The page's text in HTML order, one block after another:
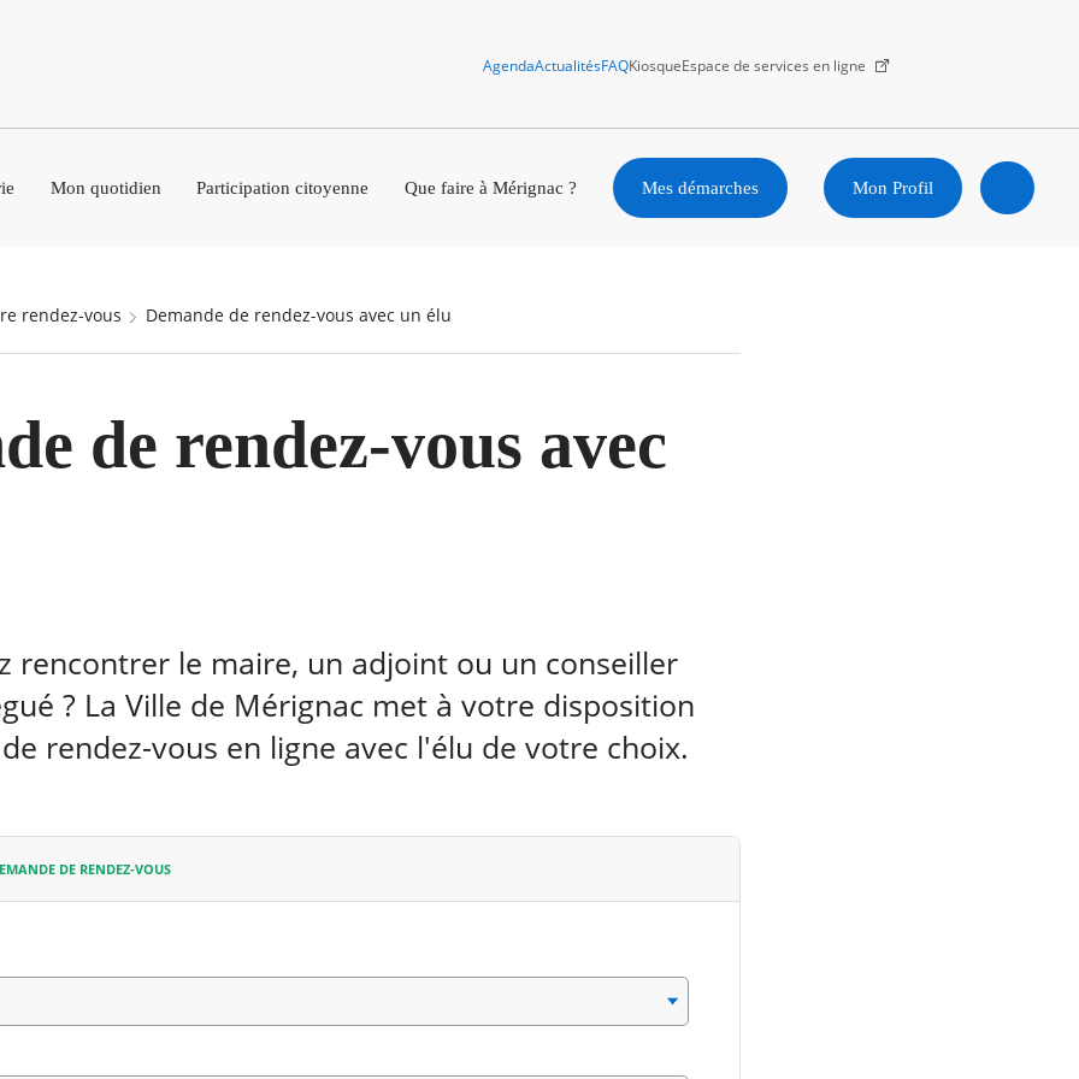
AgendaActualitésFAQKiosqueEspace de services en ligne
Mon quotidien Participation citoyenne Que faire à Mérignac ? Mes démarches Mon Profil
rendez-vous Demande de rendez-vous avec un élu
de rendez-vous avec
rencontrer le maire, un adjoint ou un conseiller
? La Ville de Mérignac met à votre disposition
rendez-vous en ligne avec l'élu de votre choix.
DE RENDEZ-VOUS